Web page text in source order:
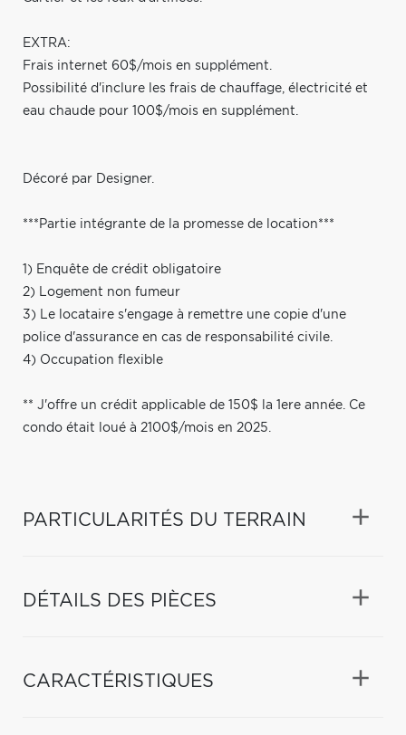
EXTRA:
Frais internet 60$/mois en supplément.
Possibilité d'inclure les frais de chauffage, électricité et
eau chaude pour 100$/mois en supplément.
Décoré par Designer.
***Partie intégrante de la promesse de location***
1) Enquête de crédit obligatoire
2) Logement non fumeur
3) Le locataire s'engage à remettre une copie d'une
police d'assurance en cas de responsabilité civile.
4) Occupation flexible
** J'offre un crédit applicable de 150$ la 1ere année. Ce
condo était loué à 2100$/mois en 2025.
PARTICULARITÉS DU TERRAIN
DÉTAILS DES PIÈCES
CARACTÉRISTIQUES